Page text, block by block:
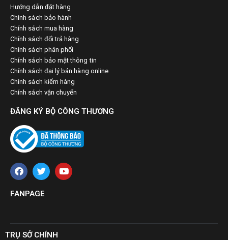
Hướng dẫn đặt hàng
Chính sách bảo hành
Chính sách mua hàng
Chính sách đổi trả hàng
Chính sách phân phối
Chính sách bảo mật thông tin
Chính sách đại lý bán hàng online
Chính sách kiểm hàng
Chính sách vận chuyển
ĐĂNG KÝ BỘ CÔNG THƯƠNG
FANPAGE
TRỤ SỞ CHÍNH